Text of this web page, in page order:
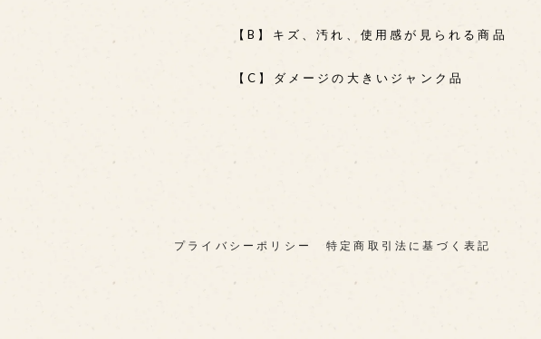
【B】キズ、汚れ、使用感が見られる商品
【C】ダメージの大きいジャンク品
プライバシーポリシー 特定商取引法に基づく表記